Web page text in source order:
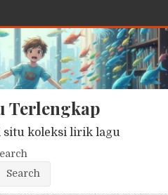
Terlengkap
situ koleksi lirik lagu
Search